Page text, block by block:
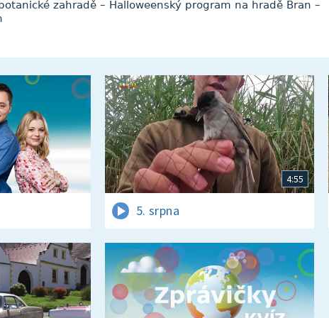
zahradě – Halloweenský program na hradě Bran –
4:55
5. srpna